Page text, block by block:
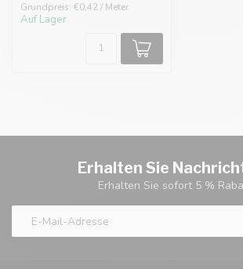
Grundpreis: €0,42 / Meter
Auf Lager
Erhalten Sie
Erhalten Sie sofort 5 %